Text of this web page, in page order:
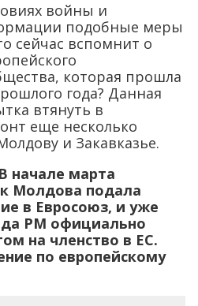
войны и
подобные меры
сейчас вспомнит о
которая прошла
года? Данная
втянуть в
еще несколько
и Закавказье.
начале марта
Молдова подала
в Евросоюз, и уже
РМ официально
на членство в ЕС.
по европейскому